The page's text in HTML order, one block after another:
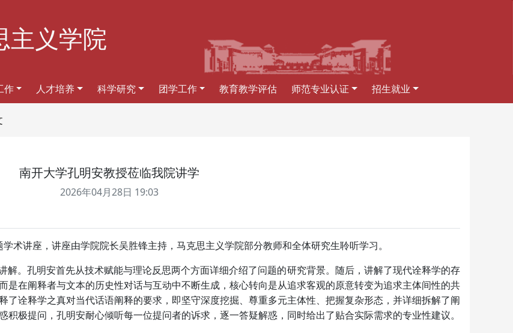
主义学院
作 人才培养 科学研究 团学工作 教育教学评估 师范专业认证 招生就业
南开大学孔明安教授莅临我院讲学
2026年04月28日 19:03
术讲座，讲座由学院院长吴胜锋主持，马克思主义学院部分教师和全体研究生聆听学习。
解。孔明安首先从技术赋能与理论反思两个方面详细介绍了问题的研究背景。随后，讲解了现代诠释学的存
是在阐释者与文本的历史性对话与互动中不断生成，核心转向是从追求客观的原意转变为追求主体间性的共
了诠释学之真对当代话语阐释的要求，即坚守深度挖掘、尊重多元主体性、把握复杂形态，并详细拆解了阐
极提问，孔明安耐心倾听每一位提问者的诉求，逐一答疑解惑，同时给出了贴合实际需求的专业性建议。